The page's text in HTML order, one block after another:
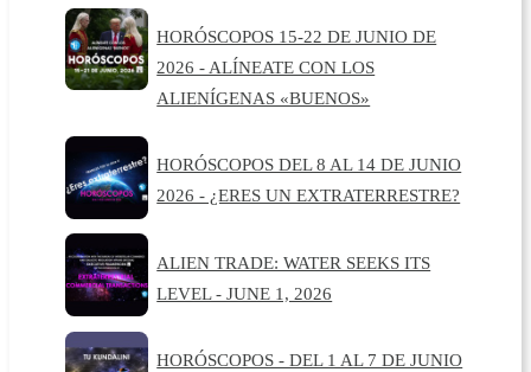
HORÓSCOPOS 15-22 DE JUNIO DE
2026 - ALÍNEATE CON LOS
ALIENÍGENAS «BUENOS»
HORÓSCOPOS DEL 8 AL 14 DE JUNIO
2026 - ¿ERES UN EXTRATERRESTRE?
ALIEN TRADE: WATER SEEKS ITS
LEVEL - JUNE 1, 2026
HORÓSCOPOS - DEL 1 AL 7 DE JUNIO